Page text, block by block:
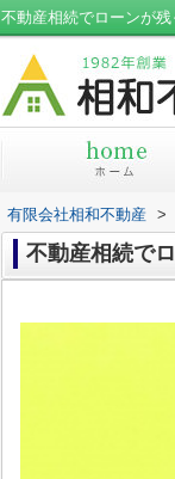
不動産相続でローンが
有限会社相和不動産 >
不動産相続で